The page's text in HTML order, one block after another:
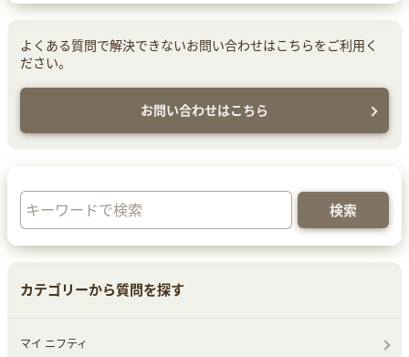
よくある質問で解決できないお問い合わせはこちらをご利用く
ださい。
お問い合わせはこちら
カテゴリーから質問を探す
マイ ニフティ